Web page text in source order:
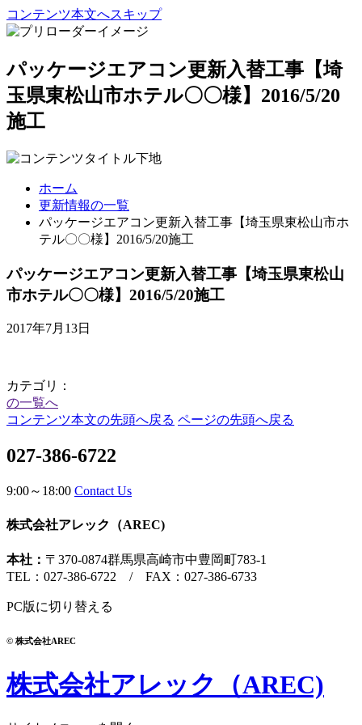
コンテンツ本文へスキップ
パッケージエアコン更新入替工事【埼
玉県東松山市ホテル〇〇様】2016/5/20
施工
ホーム
更新情報の一覧
パッケージエアコン更新入替工事【埼玉県東松山市ホ
テル〇〇様】2016/5/20施工
パッケージエアコン更新入替工事【埼玉県東松山
市ホテル〇〇様】2016/5/20施工
2017年7月13日
カテゴリ：
の一覧へ
コンテンツ本文の先頭へ戻る ページの先頭へ戻る
027-386-6722
9:00～18:00 Contact Us
株式会社アレック（AREC)
本社： 〒370-0874群馬県高崎市中豊岡町783-1
TEL：027-386-6722 / FAX：027-386-6733
PC版に切り替える
© 株式会社AREC
株式会社アレック（AREC)